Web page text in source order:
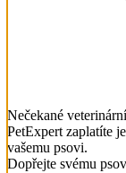
Nečekané
PetExpert zaplatíte
vašemu psovi.
Dopřejte svému